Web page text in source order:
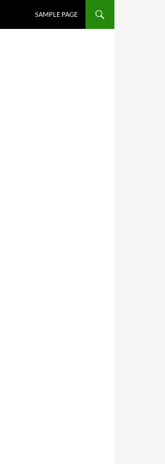
SAMPLE PAGE